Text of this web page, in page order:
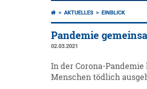
AKTUELLES EINBLICK
Pandemie
02.03.2021
In der Corona-
Menschen tödlich